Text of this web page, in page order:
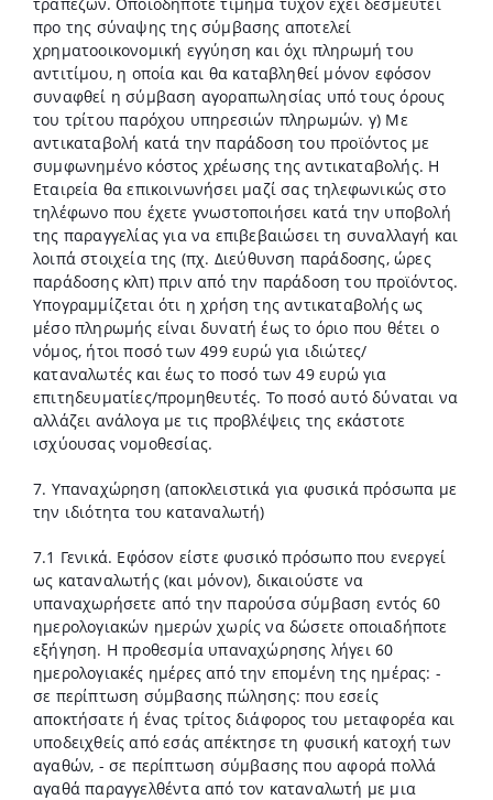
προ της σύναψης της σύμβασης αποτελεί
χρηματοοικονομική εγγύηση και όχι πληρωμή του
αντιτίμου, η οποία και θα καταβληθεί μόνον εφόσον
συναφθεί η σύμβαση αγοραπωλησίας υπό τους όρους
του τρίτου παρόχου υπηρεσιών πληρωμών. γ) Με
αντικαταβολή κατά την παράδοση του προϊόντος με
συμφωνημένο κόστος χρέωσης της αντικαταβολής. Η
Εταιρεία θα επικοινωνήσει μαζί σας τηλεφωνικώς στο
τηλέφωνο που έχετε γνωστοποιήσει κατά την υποβολή
της παραγγελίας για να επιβεβαιώσει τη συναλλαγή και
λοιπά στοιχεία της (πχ. Διεύθυνση παράδοσης, ώρες
παράδοσης κλπ) πριν από την παράδοση του προϊόντος.
Υπογραμμίζεται ότι η χρήση της αντικαταβολής ως
μέσο πληρωμής είναι δυνατή έως το όριο που θέτει ο
νόμος, ήτοι ποσό των 499 ευρώ για ιδιώτες/
καταναλωτές και έως το ποσό των 49 ευρώ για
επιτηδευματίες/προμηθευτές. Το ποσό αυτό δύναται να
αλλάζει ανάλογα με τις προβλέψεις της εκάστοτε
ισχύουσας νομοθεσίας.
7. Υπαναχώρηση (αποκλειστικά για φυσικά πρόσωπα με
την ιδιότητα του καταναλωτή)
7.1 Γενικά. Εφόσον είστε φυσικό πρόσωπο που ενεργεί
ως καταναλωτής (και μόνον), δικαιούστε να
υπαναχωρήσετε από την παρούσα σύμβαση εντός 60
ημερολογιακών ημερών χωρίς να δώσετε οποιαδήποτε
εξήγηση. Η προθεσμία υπαναχώρησης λήγει 60
ημερολογιακές ημέρες από την επομένη της ημέρας: -
σε περίπτωση σύμβασης πώλησης: που εσείς
αποκτήσατε ή ένας τρίτος διάφορος του μεταφορέα και
υποδειχθείς από εσάς απέκτησε τη φυσική κατοχή των
αγαθών, - σε περίπτωση σύμβασης που αφορά πολλά
αγαθά παραγγελθέντα από τον καταναλωτή με μια